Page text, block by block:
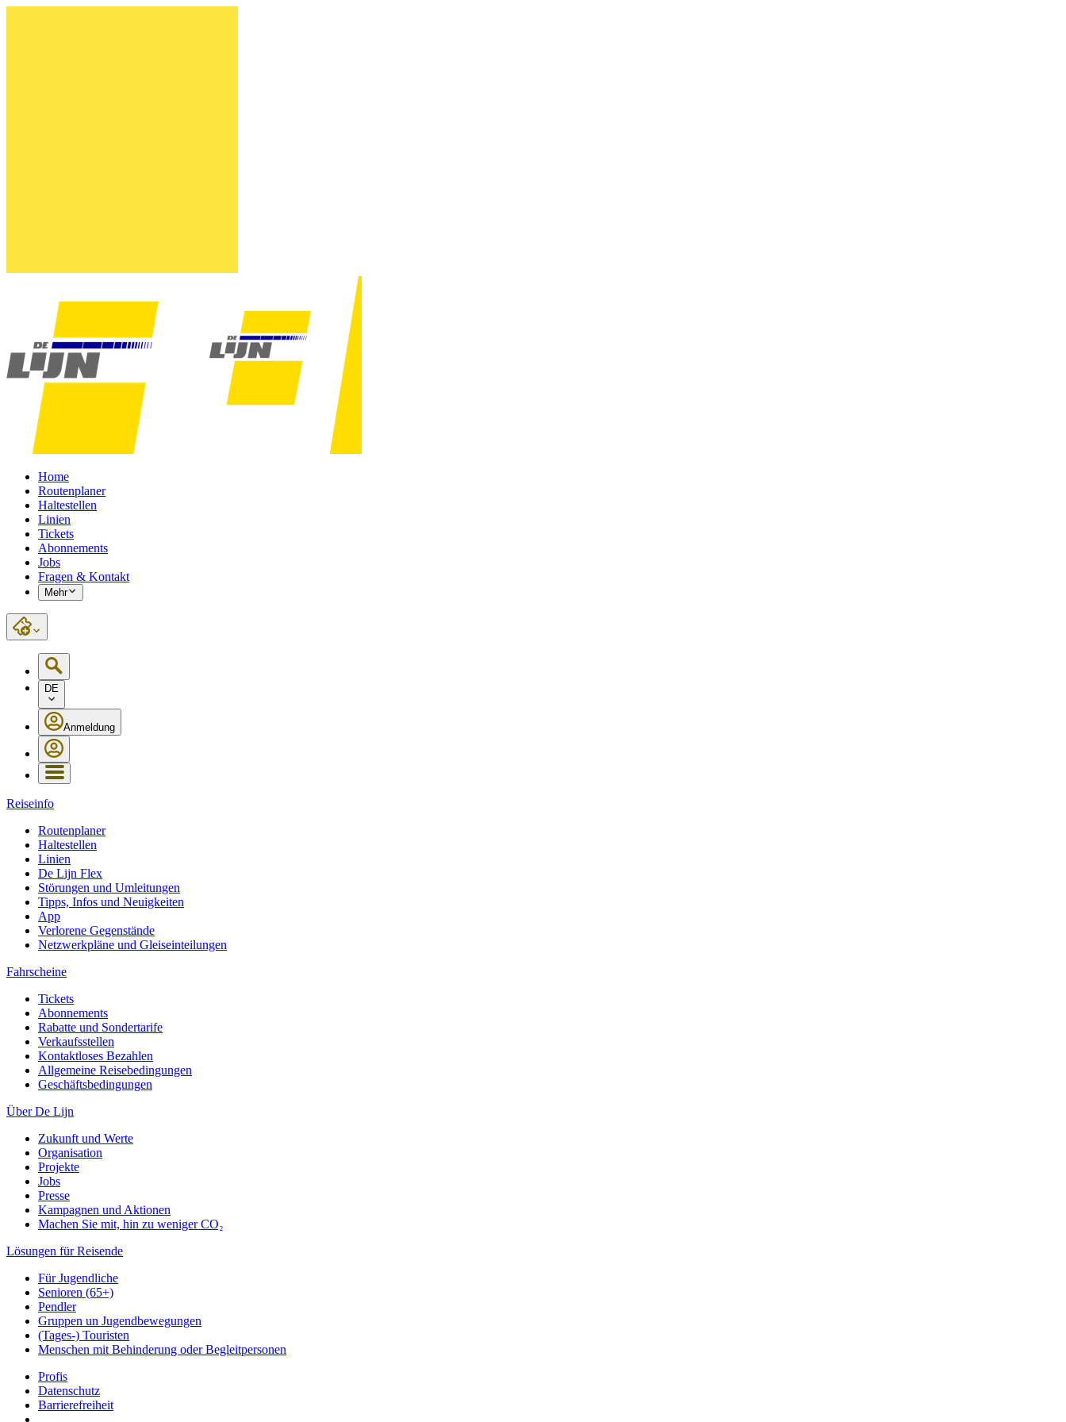
Home
Routenplaner
Haltestellen
Linien
Tickets
Abonnements
Jobs
Fragen & Kontakt
Mehr
DE
Anmeldung
Reiseinfo
Routenplaner
Haltestellen
Linien
De Lijn Flex
Störungen und Umleitungen
Tipps, Infos und Neuigkeiten
App
Verlorene Gegenstände
Netzwerkpläne und Gleiseinteilungen
Fahrscheine
Tickets
Abonnements
Rabatte und Sondertarife
Verkaufsstellen
Kontaktloses Bezahlen
Allgemeine Reisebedingungen
Geschäftsbedingungen
Über De Lijn
Zukunft und Werte
Organisation
Projekte
Jobs
Presse
Kampagnen und Aktionen
Machen Sie mit, hin zu weniger CO₂
Lösungen für Reisende
Für Jugendliche
Senioren (65+)
Pendler
Gruppen un Jugendbewegungen
(Tages-) Touristen
Menschen mit Behinderung oder Begleitpersonen
Profis
Datenschutz
Barrierefreiheit